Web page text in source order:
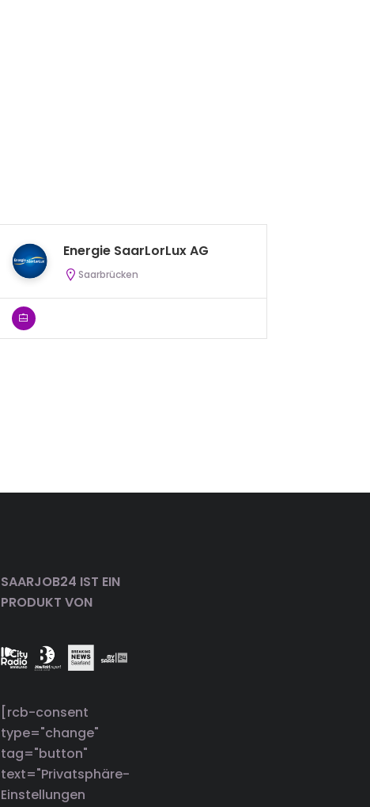
Energie SaarLorLux AG
Saarbrücken
SAARJOB24 IST EIN
PRODUKT VON
[rcb-consent
type="change"
tag="button"
text="Privatsphäre-
Einstellungen